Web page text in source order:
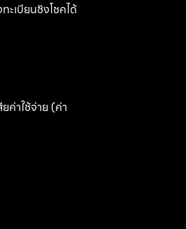
เบียนชิงโชคได้
ค่าใช้จ่าย (ค่า